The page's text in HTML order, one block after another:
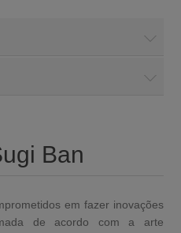
Ban
em fazer inovações
de acordo com a arte